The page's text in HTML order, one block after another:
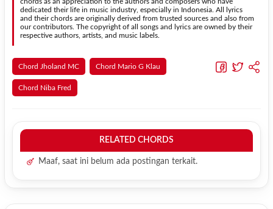
dedicated their life in music industry, especially in Indonesia. All lyrics
and their chords are originally derived from trusted sources and also from
our contributors. The copyright of all songs and lyrics are owned by their
respective authors, artists, and music labels.
Chord Jholand MC Chord Mario G Klau
Chord Niba Fred
RELATED CHORDS
Maaf, saat ini belum ada postingan terkait.